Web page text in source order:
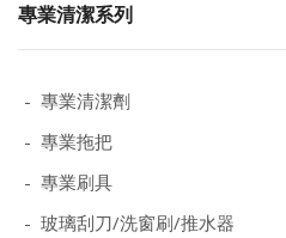
專業清潔系列
- 專業清潔劑
- 專業拖把
- 專業刷具
- 玻璃刮刀/洗窗刷/推水器